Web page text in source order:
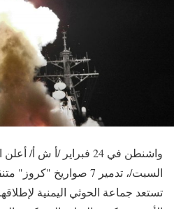
واشنطن في 24 فبراير /أ ش
السبت/، تدمير 7 صواريخ
تستعد جماعة الحوثي اليمنية